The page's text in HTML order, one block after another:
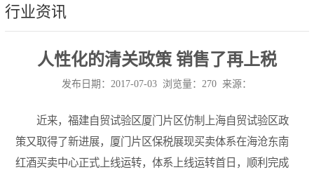
关于食品进口报关公司
行业资讯
人性化的清关政策 销售了再上税
发布日期：2017-07-03 浏览量：270 来源：
近来，福建自贸试验区厦门片区仿制上海自贸试验区政
策又取得了新进展，厦门片区保税展现买卖体系在海沧东南
红酒买卖中心正式上线运转，体系上线运转首日，顺利完成